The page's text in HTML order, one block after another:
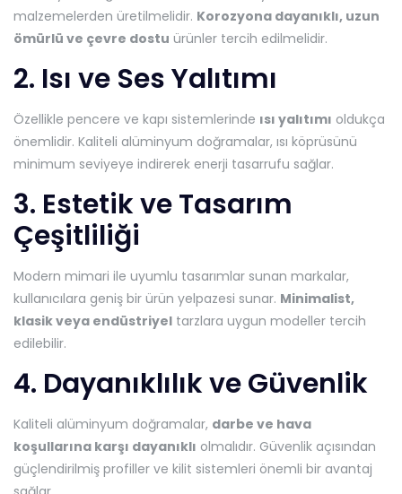
malzemelerden üretilmelidir. Korozyona dayanıklı, uzun
ömürlü ve çevre dostu ürünler tercih edilmelidir.
2. Isı ve Ses Yalıtımı
Özellikle pencere ve kapı sistemlerinde ısı yalıtımı oldukça
önemlidir. Kaliteli alüminyum doğramalar, ısı köprüsünü
minimum seviyeye indirerek enerji tasarrufu sağlar.
3. Estetik ve Tasarım
Çeşitliliği
Modern mimari ile uyumlu tasarımlar sunan markalar,
kullanıcılara geniş bir ürün yelpazesi sunar. Minimalist,
klasik veya endüstriyel tarzlara uygun modeller tercih
edilebilir.
4. Dayanıklılık ve Güvenlik
Kaliteli alüminyum doğramalar, darbe ve hava
koşullarına karşı dayanıklı olmalıdır. Güvenlik açısından
güçlendirilmiş profiller ve kilit sistemleri önemli bir avantaj